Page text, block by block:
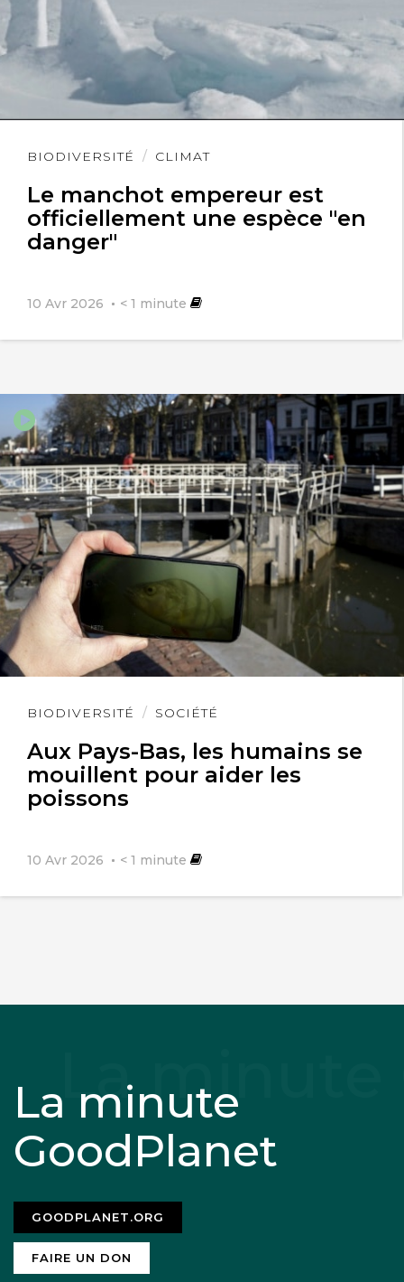
BIODIVERSITÉ CLIMAT
Le manchot empereur est
officiellement une espèce "en
danger"
10 Avr 2026 < 1 minute
Lire
BIODIVERSITÉ SOCIÉTÉ
Aux Pays-Bas, les humains se
mouillent pour aider les
poissons
10 Avr 2026 < 1 minute
Lire
La minute
GoodPlanet
GOODPLANET.ORG
FAIRE UN DON